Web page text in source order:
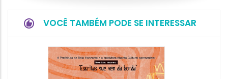
VOCÊ TAMBÉM PODE SE INTERESSAR